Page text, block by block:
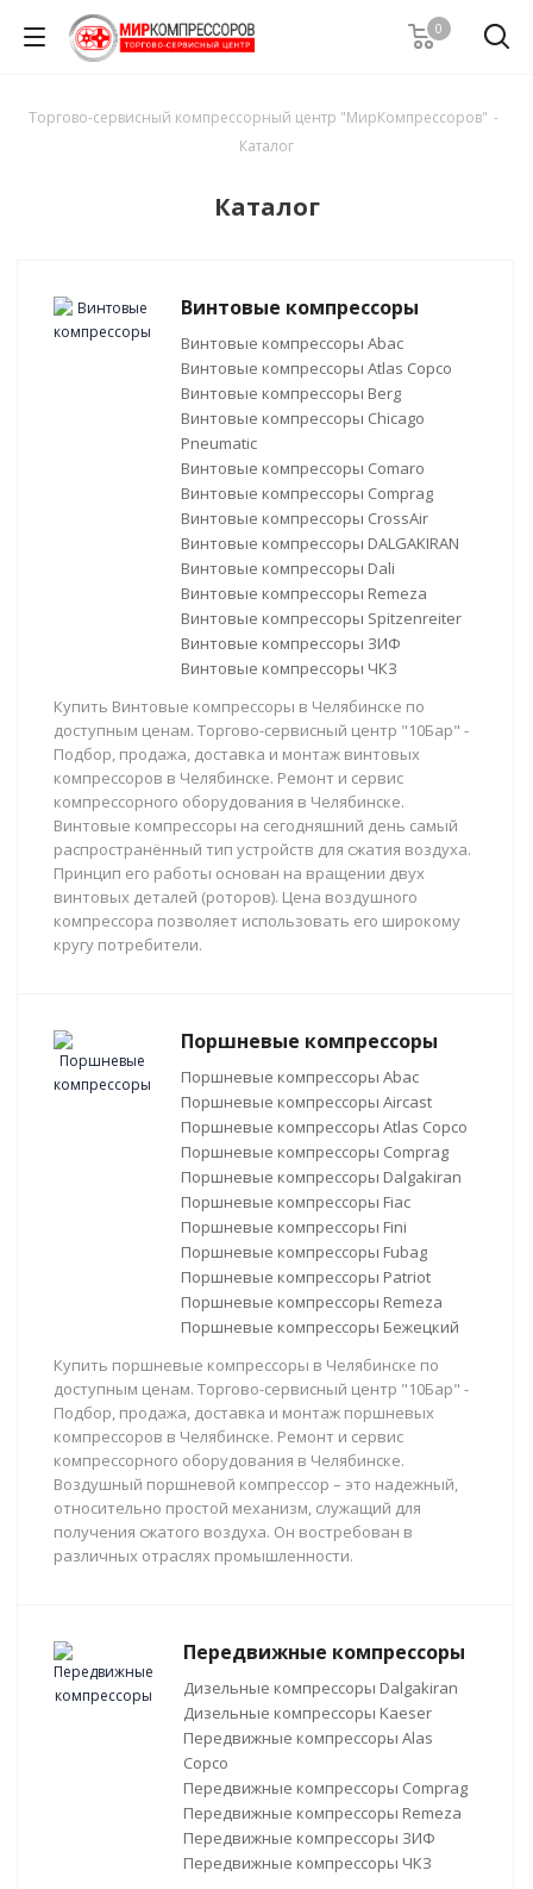
0
Торгово-сервисный компрессорный центр "МирКомпрессоров" -
Каталог
Каталог
Винтовые компрессоры
Винтовые компрессоры Abac
Винтовые компрессоры Atlas Copco
Винтовые компрессоры Berg
Винтовые компрессоры Chicago
Pneumatic
Винтовые компрессоры Comaro
Винтовые компрессоры Comprag
Винтовые компрессоры CrossAir
Винтовые компрессоры DALGAKIRAN
Винтовые компрессоры Dali
Винтовые компрессоры Remeza
Винтовые компрессоры Spitzenreiter
Винтовые компрессоры ЗИФ
Винтовые компрессоры ЧКЗ
Купить Винтовые компрессоры в Челябинске по
доступным ценам. Торгово-сервисный центр "10Бар" -
Подбор, продажа, доставка и монтаж винтовых
компрессоров в Челябинске. Ремонт и сервис
компрессорного оборудования в Челябинске.
Винтовые компрессоры на сегодняшний день самый
распространённый тип устройств для сжатия воздуха.
Принцип его работы основан на вращении двух
винтовых деталей (роторов). Цена воздушного
компрессора позволяет использовать его широкому
кругу потребители.
Поршневые компрессоры
Поршневые компрессоры Abac
Поршневые компрессоры Aircast
Поршневые компрессоры Atlas Copco
Поршневые компрессоры Comprag
Поршневые компрессоры Dalgakiran
Поршневые компрессоры Fiac
Поршневые компрессоры Fini
Поршневые компрессоры Fubag
Поршневые компрессоры Patriot
Поршневые компрессоры Remeza
Поршневые компрессоры Бежецкий
Купить поршневые компрессоры в Челябинске по
доступным ценам. Торгово-сервисный центр "10Бар" -
Подбор, продажа, доставка и монтаж поршневых
компрессоров в Челябинске. Ремонт и сервис
компрессорного оборудования в Челябинске.
Воздушный поршневой компрессор – это надежный,
относительно простой механизм, служащий для
получения сжатого воздуха. Он востребован в
различных отраслях промышленности.
Передвижные компрессоры
Дизельные компрессоры Dalgakiran
Дизельные компрессоры Kaeser
Передвижные компрессоры Alas
Copco
Передвижные компрессоры Comprag
Передвижные компрессоры Remeza
Передвижные компрессоры ЗИФ
Передвижные компрессоры ЧКЗ